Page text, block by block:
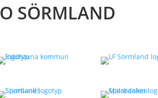
SÖRMLAND